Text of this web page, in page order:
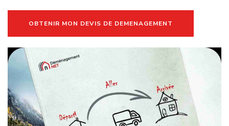
OBTENIR MON DEVIS DE DEMENAGEMENT